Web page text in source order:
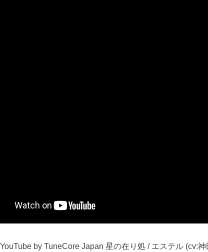
by TuneCore Japan 星の在り処 / エステル (cv: